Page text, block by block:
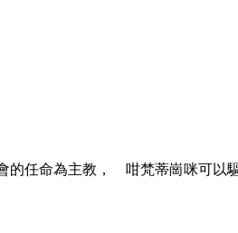
的任命為主教， 咁梵蒂崗咪可以